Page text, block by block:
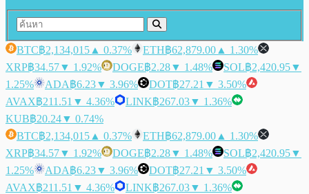
BTC฿2,134,015 ▲ 0.37% ETH฿62,879.00 ▲ 1.30%
XRP฿34.57▼ 1.92% DOGE฿2.28▼ 1.48% SOL฿2,420.95▼
1.25%
ADA฿6.23▼ 3.96% DOT฿27.21 ▼ 3.50%
AVAX฿211.51 ▼ 4.36% LINK฿267.03▼ 1.36%
KUB฿20.24▼ 0.74%
BTC฿2,134,015 ▲ 0.37% ETH฿62,879.00 ▲ 1.30%
XRP฿34.57▼ 1.92% DOGE฿2.28▼ 1.48% SOL฿2,420.95▼
1.25%
ADA฿6.23▼ 3.96% DOT฿27.21 ▼ 3.50%
AVAX฿211.51 ▼ 4.36% LINK฿267.03▼ 1.36%